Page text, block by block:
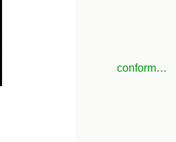
conform…